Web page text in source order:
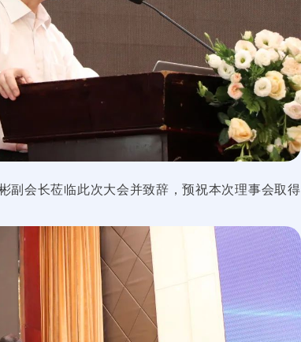
会长莅临此次大会并致辞，预祝本次理事会取得